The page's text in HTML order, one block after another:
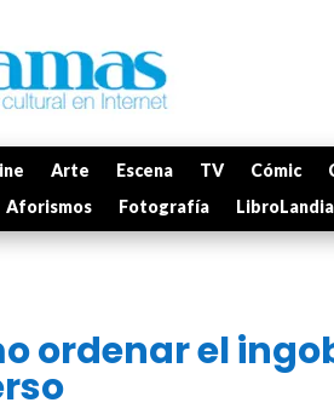
Arte Escena TV Cómic
Aforismos Fotografía LibroLandia
ordenar el